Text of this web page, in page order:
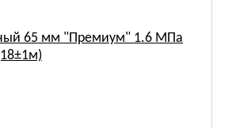
65 мм "Премиум" 1.6 МПа